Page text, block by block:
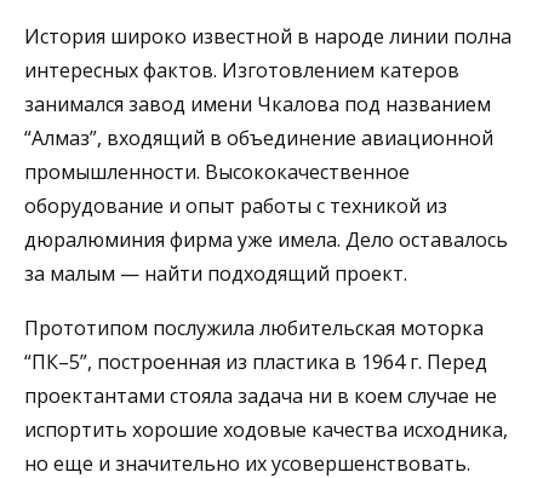
История широко известной в народе линии полна
интересных фактов. Изготовлением катеров
занимался завод имени Чкалова под названием
“Алмаз”, входящий в объединение авиационной
промышленности. Высококачественное
оборудование и опыт работы с техникой из
дюралюминия фирма уже имела. Дело оставалось
за малым — найти подходящий проект.
Прототипом послужила любительская моторка
“ПК–5”, построенная из пластика в 1964 г. Перед
проектантами стояла задача ни в коем случае не
испортить хорошие ходовые качества исходника,
но еще и значительно их усовершенствовать.